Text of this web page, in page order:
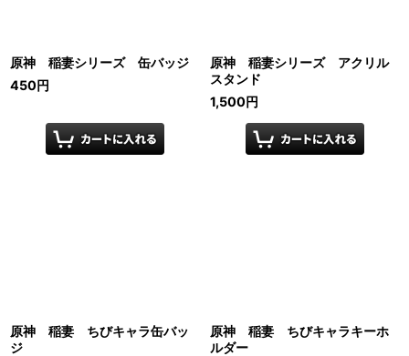
原神 稲妻シリーズ 缶バッジ
450円
原神 稲妻シリーズ アクリル
スタンド
1,500円
原神 稲妻 ちびキャラ缶バッ
ジ
原神 稲妻 ちびキャラキーホ
ルダー